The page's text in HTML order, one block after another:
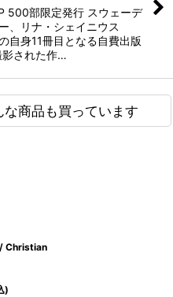
部限定発行 スウェーデ
、リナ・シェイニウス
自身11冊目となる自費出版
された作…
商品も買っています
Christian
)